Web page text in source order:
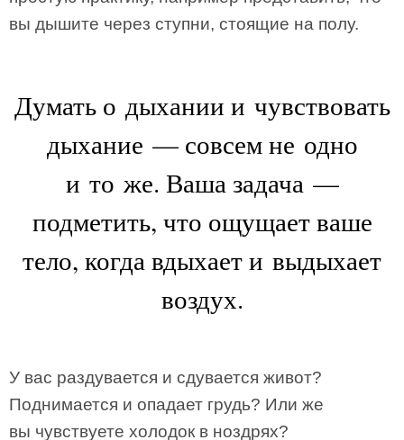
вы дышите через ступни, стоящие на полу.
Думать о дыхании и чувствовать
дыхание — совсем не одно
и то же. Ваша задача —
подметить, что ощущает ваше
тело, когда вдыхает и выдыхает
воздух.
У вас раздувается и сдувается живот?
Поднимается и опадает грудь? Или же
вы чувствуете холодок в ноздрях?